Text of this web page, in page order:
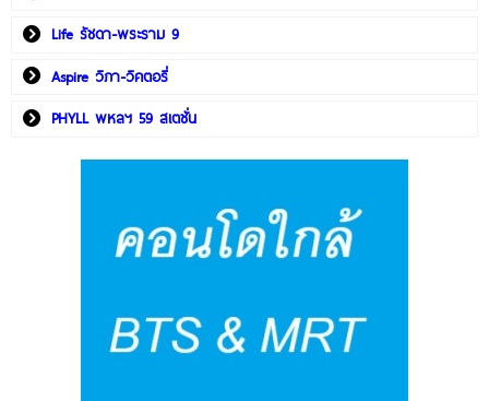
Life รัชดา-พระราม 9
Aspire วิภา-วิคตอรี่
PHYLL พหลฯ 59 สเตชั่น